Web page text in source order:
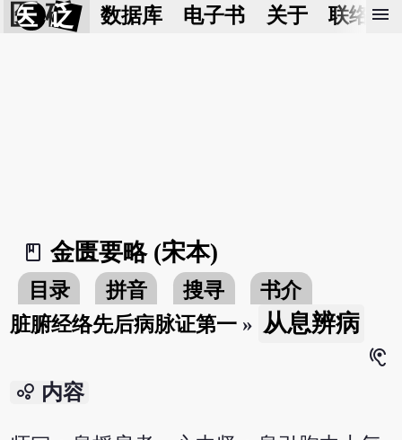
医 砭 数据库 电子书 关于 联络我
menu
book_2
金匮要略 (宋本)
目录 拼音 搜寻
书介
脏腑经络先后病脉证第一 » 从息辨病
hearing
bubble_chart 内容